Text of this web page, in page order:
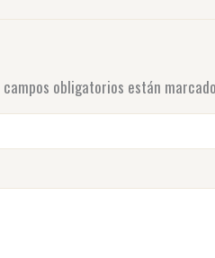
campos obligatorios están